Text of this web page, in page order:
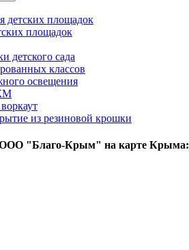
детских площадок
площадок
детского сада
классов
освещения
из резиновой крошки
ООО "Благо-Крым" на карте Крыма: